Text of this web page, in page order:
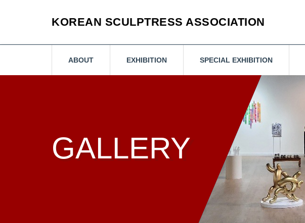
KOREAN SCULPTRESS ASSOCIATION
ABOUT EXHIBITION SPECIAL EXHIBITION
GALLERY